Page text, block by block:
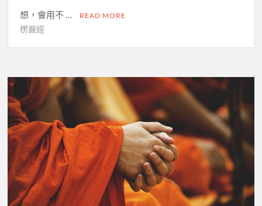
想，會用不 …
READ MORE
楞嚴經